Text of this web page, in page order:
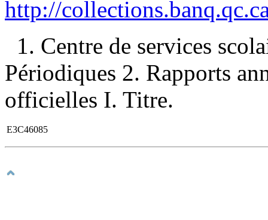
http://
1. Centre de services
Périodiques 2. Rapports
officielles I. Titre.
E3C46085